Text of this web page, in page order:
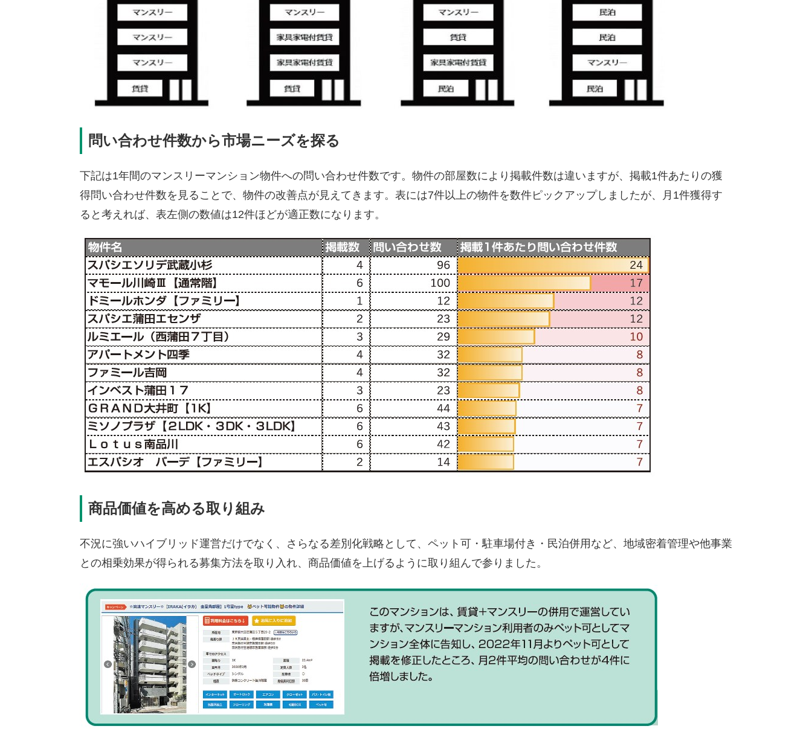
問い合わせ件数から市場ニーズを探る
下記は1年間のマンスリーマンション物件への問い合わせ件数です。物件の部屋数により掲載件数は違いますが、掲載1件あたりの獲
得問い合わせ件数を見ることで、物件の改善点が見えてきます。表には7件以上の物件を数件ピックアップしましたが、月1件獲得す
ると考えれば、表左側の数値は12件ほどが適正数になります。​
商品価値を高める取り組み
不況に強いハイブリッド運営だけでなく、さらなる差別化戦略として、ペット可・駐車場付き・民泊併用など、地域密着管理や他事業
との相乗効果が得られる募集方法を取り入れ、商品価値を上げるように取り組んで参りました。